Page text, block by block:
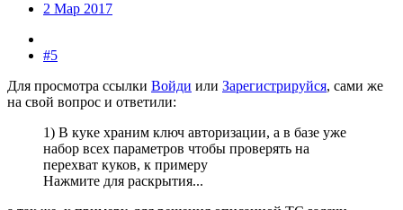
2 Мар 2017
#5
Для просмотра ссылки Войди или Зарегистрируйся, сами же
на свой вопрос и ответили:
1) В куке храним ключ авторизации, а в базе уже
набор всех параметров чтобы проверять на
перехват куков, к примеру
Нажмите для раскрытия...